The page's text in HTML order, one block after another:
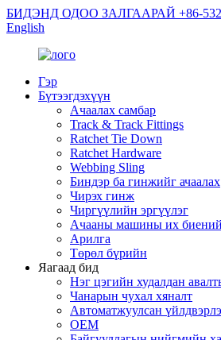
БИДЭНД ОДОО ЗАЛГААРАЙ +86-532-
English
Гэр
Бүтээгдэхүүн
Ачаалах самбар
Track & Track Fittings
Ratchet Tie Down
Ratchet Hardware
Webbing Sling
Биндэр ба гинжийг ачаалах
Чирэх гинж
Чиргүүлийн эргүүлэг
Ачааны машины их биений
Арилга
Төрөл бүрийн
Яагаад бид
Нэг цэгийн худалдан
Чанарын чухал хяналт
Автоматжуулсан
OEM